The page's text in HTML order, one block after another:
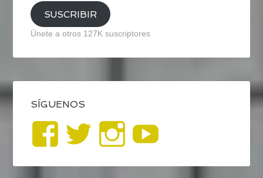
SUSCRIBIR
Únete a otros 127K suscriptores
SÍGUENOS
Ver
perfil
Ver
perfil
Ver
perfil